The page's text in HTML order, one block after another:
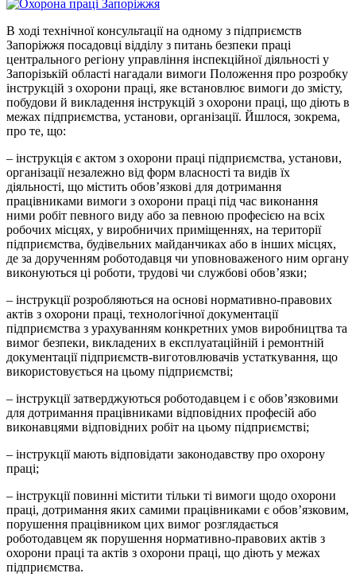
В ході технічної консультації на одному з підприємств
Запоріжжя посадовці відділу з питань безпеки праці
центрального регіону управління інспекційної діяльності у
Запорізькій області нагадали вимоги Положення про розробку
інструкцій з охорони праці, яке встановлює вимоги до змісту,
побудови й викладення інструкцій з охорони праці, що діють в
межах підприємства, установи, організації. Йшлося, зокрема,
про те, що:
– інструкція є актом з охорони праці підприємства, установи,
організації незалежно від форм власності та видів їх
діяльності, що містить обов’язкові для дотримання
працівниками вимоги з охорони праці під час виконання
ними робіт певного виду або за певною професією на всіх
робочих місцях, у виробничих приміщеннях, на території
підприємства, будівельних майданчиках або в інших місцях,
де за дорученням роботодавця чи уповноваженого ним органу
виконуються ці роботи, трудові чи службові обов’язки;
– інструкції розробляються на основі нормативно-правових
актів з охорони праці, технологічної документації
підприємства з урахуванням конкретних умов виробництва та
вимог безпеки, викладених в експлуатаційній і ремонтній
документації підприємств-виготовлювачів устаткування, що
використовується на цьому підприємстві;
– інструкції затверджуються роботодавцем і є обов’язковими
для дотримання працівниками відповідних професій або
виконавцями відповідних робіт на цьому підприємстві;
– інструкції мають відповідати законодавству про охорону
праці;
– інструкції повинні містити тільки ті вимоги щодо охорони
праці, дотримання яких самими працівниками є обов’язковим,
порушення працівником цих вимог розглядається
роботодавцем як порушення нормативно-правових актів з
охорони праці та актів з охорони праці, що діють у межах
підприємства.